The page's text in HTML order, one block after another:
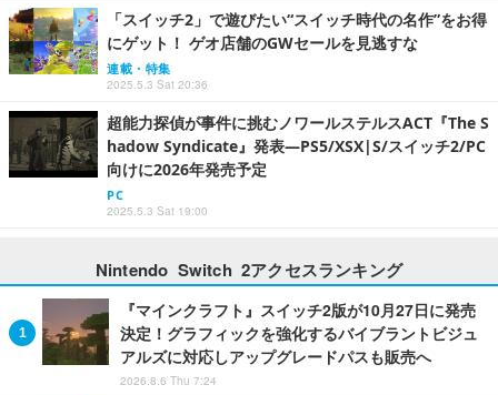
「スイッチ2」で遊びたい“スイッチ時代の名作”をお得
にゲット！ ゲオ店舗のGWセールを見逃すな
連載・特集
2025.5.3 Sat 20:36
超能力探偵が事件に挑むノワールステルスACT『The S
hadow Syndicate』発表―PS5/XSX|S/スイッチ2/PC
向けに2026年発売予定
PC
2025.5.3 Sat 19:00
Nintendo Switch 2アクセスランキング
『マインクラフト』スイッチ2版が10月27日に発売
決定！グラフィックを強化するバイブラントビジュ
アルズに対応しアップグレードパスも販売へ
2026.8.6 Thu 7:24